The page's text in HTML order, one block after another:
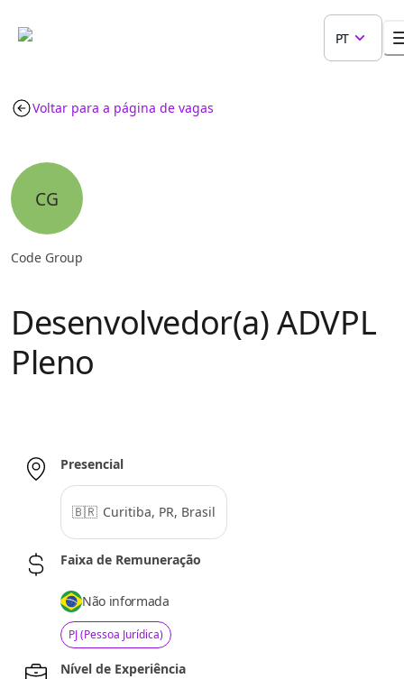
PT
Voltar para a página de vagas
CG
Code Group
Desenvolvedor(a) ADVPL
Pleno
Presencial
🇧🇷 Curitiba, PR, Brasil
Faixa de Remuneração
Não informada
PJ (Pessoa Jurídica)
Nível de Experiência